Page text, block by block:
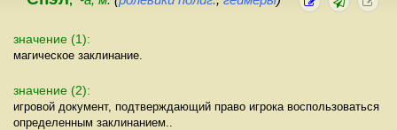
значение (1):
магическое заклинание.
значение (2):
игровой документ, подтверждающий право игрока воспользоваться
определенным заклинанием..